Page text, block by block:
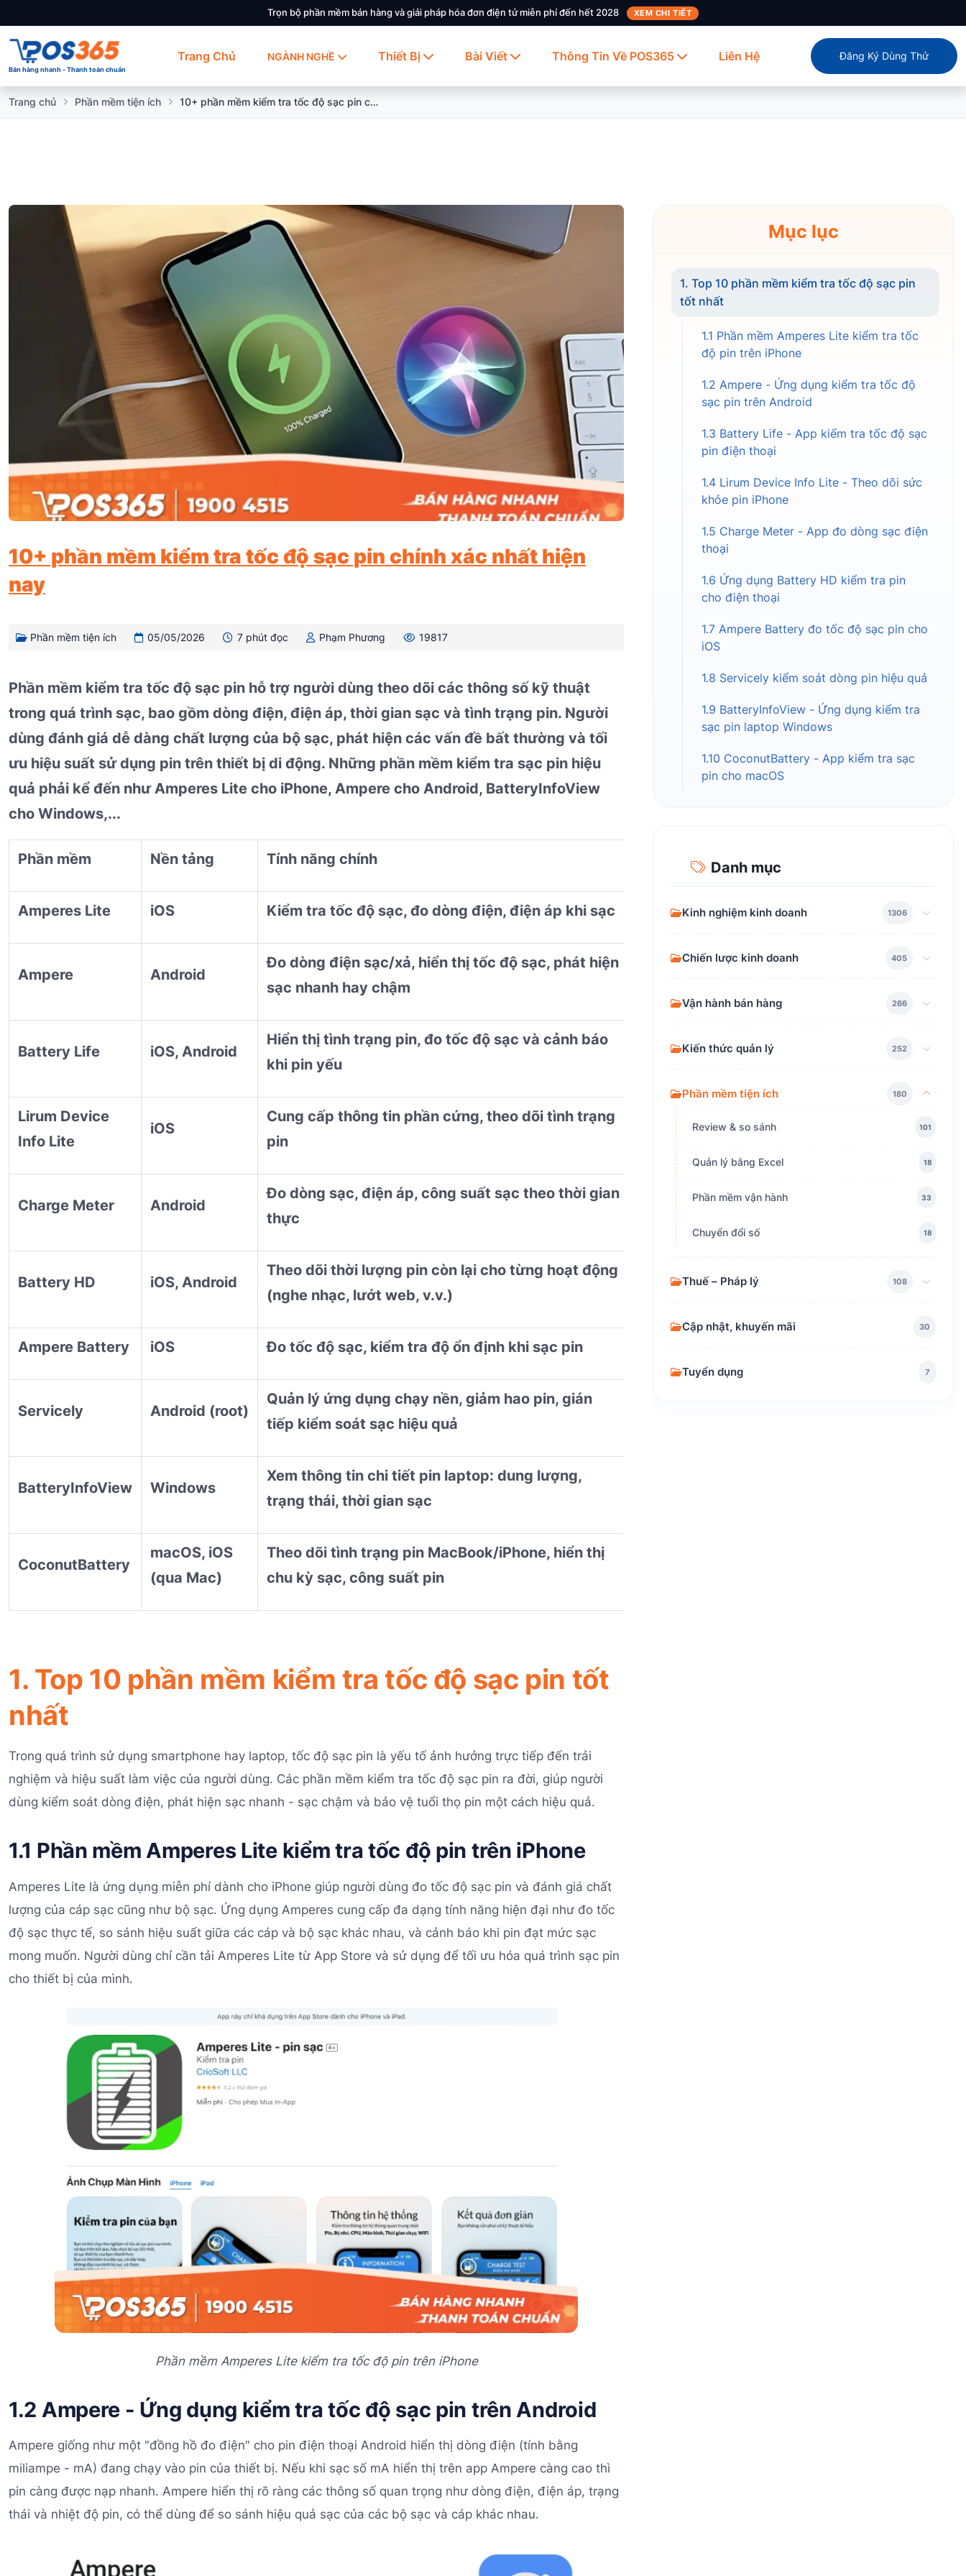
Trọn bộ phần mềm bán hàng và giải pháp hóa đơn điện tử miễn phí đến hết 2028 XEM CHI TIẾT
Bán hàng nhanh - Thanh toán chuẩn
Trang Chủ NGÀNH NGHỀ Thiết Bị Bài Viết Thông Tin Về POS365 Liên Hệ Đăng Ký Dùng Thử
Trang chủ Phần mềm tiện ích 10+ phần mềm kiểm tra tốc độ sạc pin chính xác nhất hiện nay
10+ phần mềm kiểm tra tốc độ sạc pin chính xác nhất hiện
nay
Phần mềm tiện ích 05/05/2026 7 phút đọc Phạm Phương 19817
Phần mềm kiểm tra tốc độ sạc pin hỗ trợ người dùng theo dõi các thông số kỹ thuật
trong quá trình sạc, bao gồm dòng điện, điện áp, thời gian sạc và tình trạng pin. Người
dùng đánh giá dễ dàng chất lượng của bộ sạc, phát hiện các vấn đề bất thường và tối
ưu hiệu suất sử dụng pin trên thiết bị di động. Những phần mềm kiểm tra sạc pin hiệu
quả phải kể đến như Amperes Lite cho iPhone, Ampere cho Android, BatteryInfoView
cho Windows,...
Phần mềm Nền tảng Tính năng chính
Amperes Lite iOS Kiểm tra tốc độ sạc, đo dòng điện, điện áp khi sạc
Ampere Android
Đo dòng điện sạc/xả, hiển thị tốc độ sạc, phát hiện
sạc nhanh hay chậm
Battery Life iOS, Android
Hiển thị tình trạng pin, đo tốc độ sạc và cảnh báo
khi pin yếu
Lirum Device
Info Lite
iOS
Cung cấp thông tin phần cứng, theo dõi tình trạng
pin
Charge Meter Android
Đo dòng sạc, điện áp, công suất sạc theo thời gian
thực
Battery HD iOS, Android
Theo dõi thời lượng pin còn lại cho từng hoạt động
(nghe nhạc, lướt web, v.v.)
Ampere Battery iOS Đo tốc độ sạc, kiểm tra độ ổn định khi sạc pin
Servicely Android (root)
Quản lý ứng dụng chạy nền, giảm hao pin, gián
tiếp kiểm soát sạc hiệu quả
BatteryInfoView Windows
Xem thông tin chi tiết pin laptop: dung lượng,
trạng thái, thời gian sạc
CoconutBattery
macOS, iOS
(qua Mac)
Theo dõi tình trạng pin MacBook/iPhone, hiển thị
chu kỳ sạc, công suất pin
1. Top 10 phần mềm kiểm tra tốc độ sạc pin tốt
nhất
Trong quá trình sử dụng smartphone hay laptop, tốc độ sạc pin là yếu tố ảnh hưởng trực tiếp đến trải
nghiệm và hiệu suất làm việc của người dùng. Các phần mềm kiểm tra tốc độ sạc pin ra đời, giúp người
dùng kiểm soát dòng điện, phát hiện sạc nhanh - sạc chậm và bảo vệ tuổi thọ pin một cách hiệu quả.
1.1 Phần mềm Amperes Lite kiểm tra tốc độ pin trên iPhone
Amperes Lite là ứng dụng miễn phí dành cho iPhone giúp người dùng đo tốc độ sạc pin và đánh giá chất
lượng của cáp sạc cũng như bộ sạc. Ứng dụng Amperes cung cấp đa dạng tính năng hiện đại như đo tốc
độ sạc thực tế, so sánh hiệu suất giữa các cáp và bộ sạc khác nhau, và cảnh báo khi pin đạt mức sạc
mong muốn. Người dùng chỉ cần tải Amperes Lite từ App Store và sử dụng để tối ưu hóa quá trình sạc pin
cho thiết bị của mình.
Phần mềm Amperes Lite kiểm tra tốc độ pin trên iPhone
1.2 Ampere - Ứng dụng kiểm tra tốc độ sạc pin trên Android
Ampere giống như một "đồng hồ đo điện" cho pin điện thoại Android hiển thị dòng điện (tính bằng
miliampe - mA) đang chạy vào pin của thiết bị. Nếu khi sạc số mA hiển thị trên app Ampere càng cao thì
pin càng được nạp nhanh. Ampere hiển thị rõ ràng các thông số quan trọng như dòng điện, điện áp, trạng
thái và nhiệt độ pin, có thể dùng để so sánh hiệu quả sạc của các bộ sạc và cáp khác nhau.
Mục lục
1. Top 10 phần mềm kiểm tra tốc độ sạc pin
tốt nhất
1.1 Phần mềm Amperes Lite kiểm tra tốc
độ pin trên iPhone
1.2 Ampere - Ứng dụng kiểm tra tốc độ
sạc pin trên Android
1.3 Battery Life - App kiểm tra tốc độ sạc
pin điện thoại
1.4 Lirum Device Info Lite - Theo dõi sức
khỏe pin iPhone
1.5 Charge Meter - App đo dòng sạc điện
thoại
1.6 Ứng dụng Battery HD kiểm tra pin
cho điện thoại
1.7 Ampere Battery đo tốc độ sạc pin cho
iOS
1.8 Servicely kiểm soát dòng pin hiệu quả
1.9 BatteryInfoView - Ứng dụng kiểm tra
sạc pin laptop Windows
1.10 CoconutBattery - App kiểm tra sạc
pin cho macOS
Danh mục
Kinh nghiệm kinh doanh 1306
Chiến lược kinh doanh 405
Vận hành bán hàng 266
Kiến thức quản lý 252
Phần mềm tiện ích 180
Review & so sánh 101
Quản lý bằng Excel 18
Phần mềm vận hành 33
Chuyển đổi số 18
Thuế – Pháp lý 108
Cập nhật, khuyến mãi 30
Tuyển dụng 7